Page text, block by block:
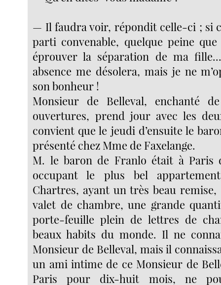
— Il faudra voir, répondit celle-ci ; si
parti convenable, quelque peine
éprouver la séparation de ma
absence me désolera, mais je ne
son bonheur !
Monsieur de Belleval, enchanté
ouvertures, prend jour avec les
convient que le jeudi d’ensuite le
présenté chez Mme de Faxelange.
M. le baron de Franlo était à Paris
occupant le plus bel
Chartres, ayant un très beau remise,
valet de chambre, une grande
porte-feuille plein de lettres de
beaux habits du monde. Il ne
Monsieur de Belleval, mais il
un ami intime de ce Monsieur de
Paris pour dix-huit mois, ne